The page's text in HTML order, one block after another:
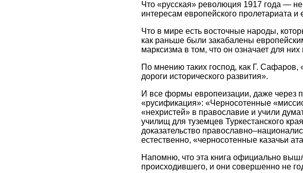
Что «русская» революция 1917 года —
интересам европейского пролетариата
Что в мире есть восточные народы,
как раньше были закабалены
марксизма в том, что он означает для
По мнению таких господ, как Г.
дороги исторического развития».
И все формы европеизации, даже через
«русификация»: «Черносотенные
«нехристей» в православие и учили
училищ для туземцев Туркестанского
доказательство
естественно, «черносотенные казачьи
Напомню, что эта книга официально
происходившего, и они совершенно не